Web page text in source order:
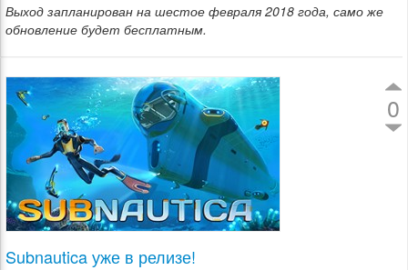
Выход запланирован на шестое февраля 2018 года, само же
обновление будет бесплатным.
0
Subnautica уже в релизе!